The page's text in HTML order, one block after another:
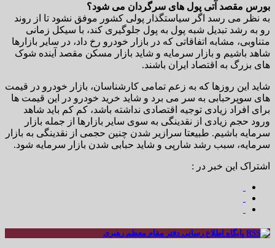
بورس مقصد آتی پول های سرگردان می شود؟
به نظر می رسد اگر سیاستگذار پولی کشور موفق نشود تا از روند
رو به رشد تبدیل شبه پول به پول جلوگیری کند، با سیکل زمانی
متناوبی، مشابه اتفاقاتی که در بازار خودرو رخ داد، در سایر بازارها
شاهد باشیم و بازار سرمایه و شاید بازار مسکن مقصد آینده شوک
های بزرگ به اقتصاد ایران باشند.
شاید این روزها که به زعم تمامی کارشناسان، بازار خودرو در قیمت
های سوپرحبابی به سر می برد و شاید خرید خودرو در این قیمت ها
برای افراد زیادی توجیه اقتصادی نداشته باشد، کم کم باید شاهد
ورود حجم زیادی از نقدینگی به سوی سایر بازارها از جمله بازار
سرمایه باشیم. طبیعتا سرازیر شدن چنین حجمی از نقدینگی به بازار
سرمایه، سبب رشد شارپی و شاید حبابی شدن بازار سرمایه شود.
اشتراک این خبر در :
پایگاه اطلاع رسانی دفتر مقام معظم رهبری